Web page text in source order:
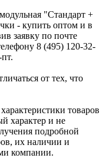
"Стандарт +
- купить оптом и в
заявку по почте
8 (495) 120-32-
от тех, что
товаров
характер и не
подробной
их наличии и
компании.